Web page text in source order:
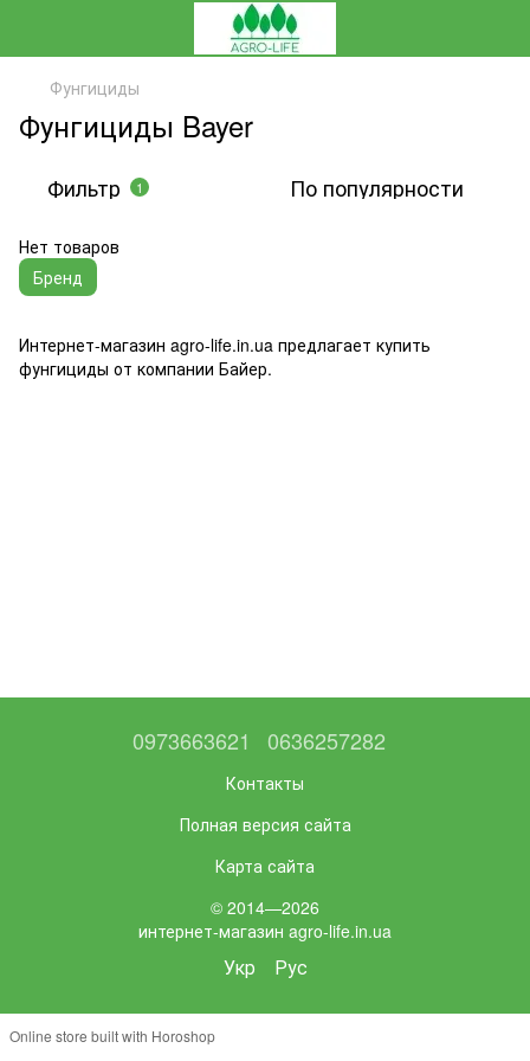
Фунгициды
Фунгициды Bayer
Фильтр 1 По популярности
Нет товаров
Интернет-магазин agro-life.in.ua предлагает купить
фунгициды от компании Байер.
Бренд
0973663621 0636257282
Контакты
Полная версия сайта
Карта сайта
© 2014—2026
интернет-магазин agro-life.in.ua
Укр Рус
Online store built with Horoshop